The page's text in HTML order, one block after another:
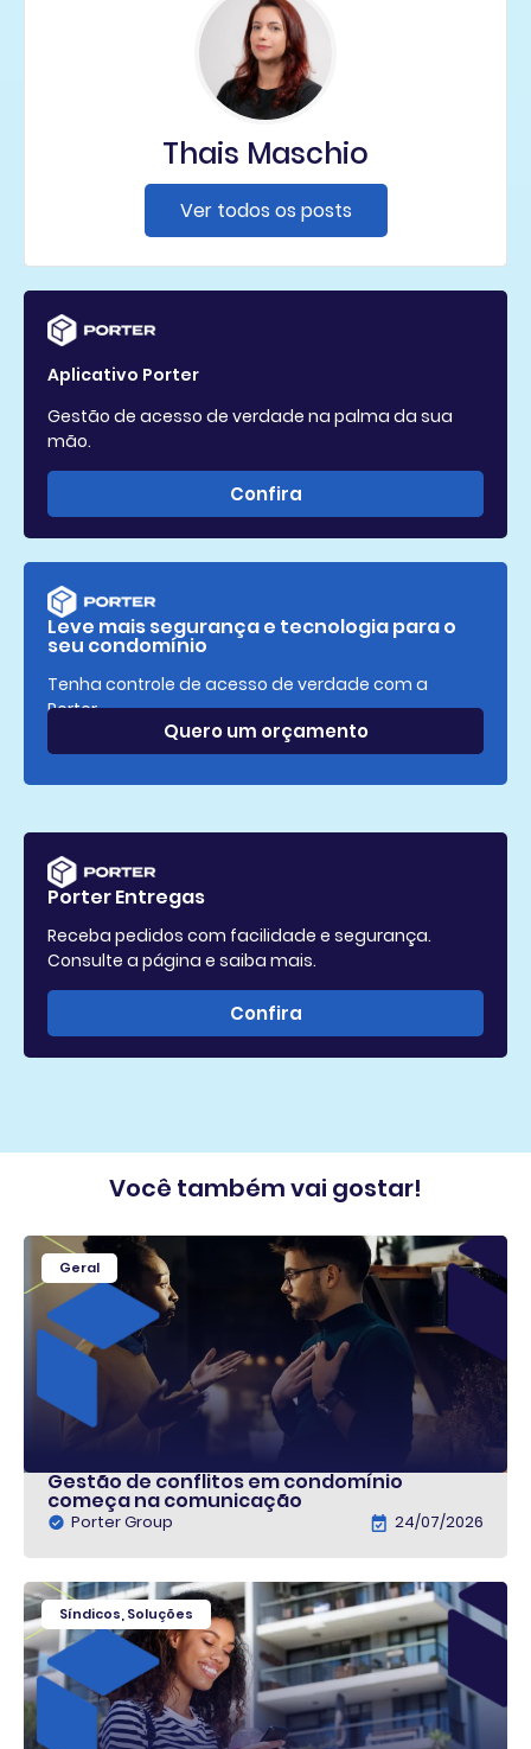
Thais Maschio
Ver todos os posts
Aplicativo Porter
Gestão de acesso de verdade na palma da sua
mão.
Confira
Leve mais segurança e tecnologia para o
seu condomínio
Tenha controle de acesso de verdade com a
Porter.
Quero um orçamento
Porter Entregas
Receba pedidos com facilidade e segurança.
Consulte a página e saiba mais.
Confira
Você também vai gostar!
Geral
Gestão de conflitos em condomínio
começa na comunicação
Porter Group 24/07/2026
Síndicos Soluções